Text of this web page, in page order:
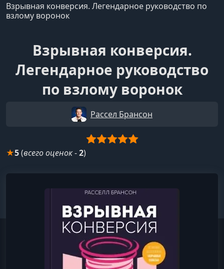
Взрывная конверсия. Легендарное руководство по
взлому воронок
Взрывная конверсия.
Легендарное руководство
по взлому воронок
​Рассел Брансон
★5(всего оценок-2)